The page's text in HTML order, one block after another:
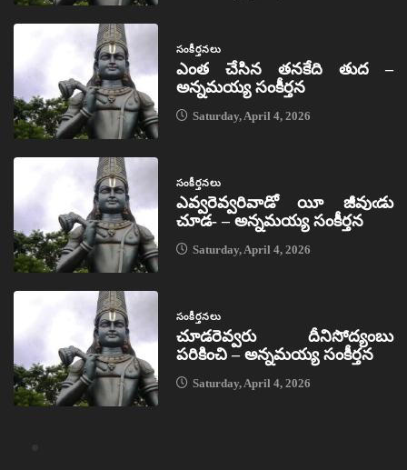
సంకీర్తనలు
ఎంత చేసిన తనకేది తుద –
అన్నమయ్య సంకీర్తన
Saturday, April 4, 2026
సంకీర్తనలు
ఎవ్వరెవ్వరివాడో యీ జీవుఁడు
చూడ- – అన్నమయ్య సంకీర్తన
Saturday, April 4, 2026
సంకీర్తనలు
చూడరెవ్వరు దీనిసోద్యంబు
పరికించి – అన్నమయ్య సంకీర్తన
Saturday, April 4, 2026